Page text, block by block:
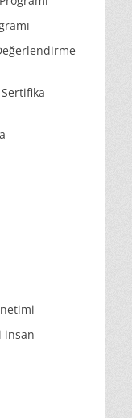
Sertifika
insan